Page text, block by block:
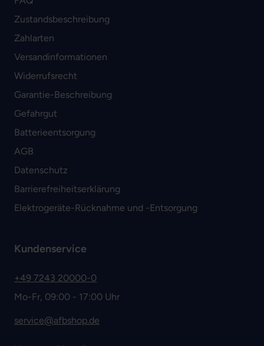
Zustandsbeschreibung
Zahlarten
Versandinformationen
Widerrufsrecht
Garantie-Beschreibung
Gefahrgut
Batterieentsorgung
AGB
Datenschutz
Barrierefreiheitserklärung
Elektrogeräte-Rücknahme und -Entsorgung
Kundenservice
+49 7243 20000-0
Mo-Fr, 09:00 - 17:00 Uhr
service@afbshop.de